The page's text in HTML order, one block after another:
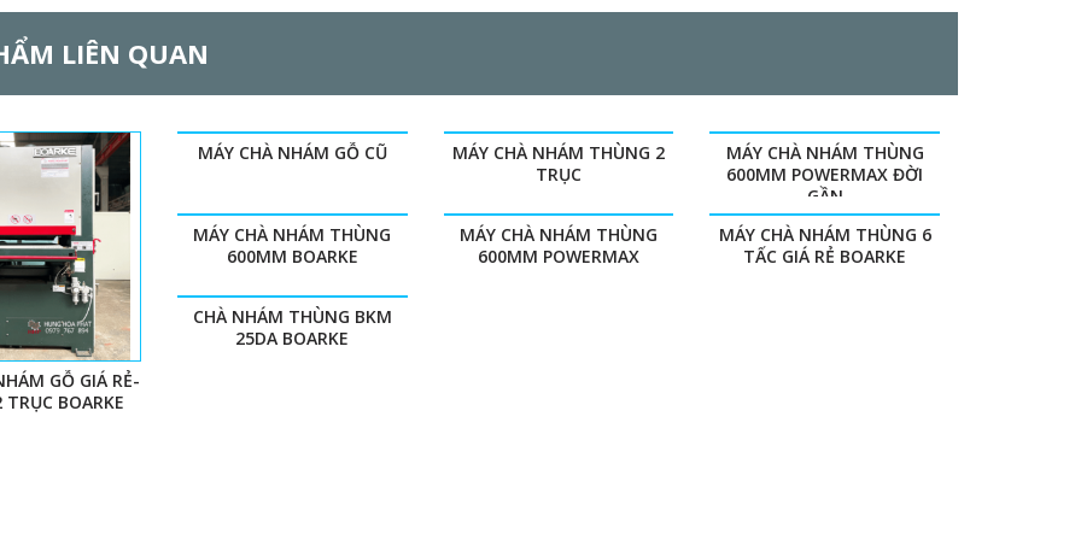
LIÊN QUAN
GỖ GIÁ RẺ-
BOARKE
MÁY CHÀ NHÁM GỖ CŨ
MÁY CHÀ NHÁM THÙNG 2
TRỤC
MÁY CHÀ NHÁM THÙNG
600MM POWERMAX ĐỜI
GẦN
MÁY CHÀ NHÁM THÙNG
600MM BOARKE
MÁY CHÀ NHÁM THÙNG
600MM POWERMAX
MÁY CHÀ NHÁM THÙNG 6
TẤC GIÁ RẺ BOARKE
CHÀ NHÁM THÙNG BKM
25DA BOARKE